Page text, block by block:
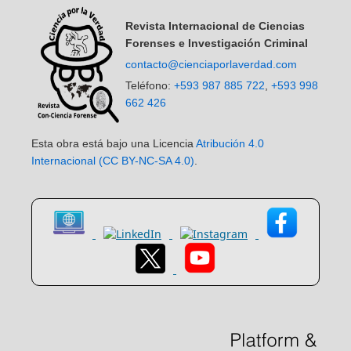
Revista Internacional de Ciencias
Forenses e Investigación Criminal
contacto@cienciaporlaverdad.com
Teléfono: +593 987 885 722, +593 998
662 426
Esta obra está bajo una LicenciaAtribución 4.0
Internacional (CC BY-NC-SA 4.0).